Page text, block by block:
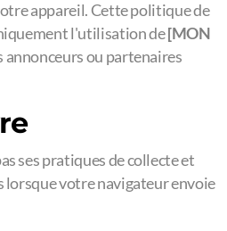
appareil. Cette politique de
l'utilisation de[MON
annonceurs ou partenaires
ses pratiques de collecte et
votre navigateur envoie